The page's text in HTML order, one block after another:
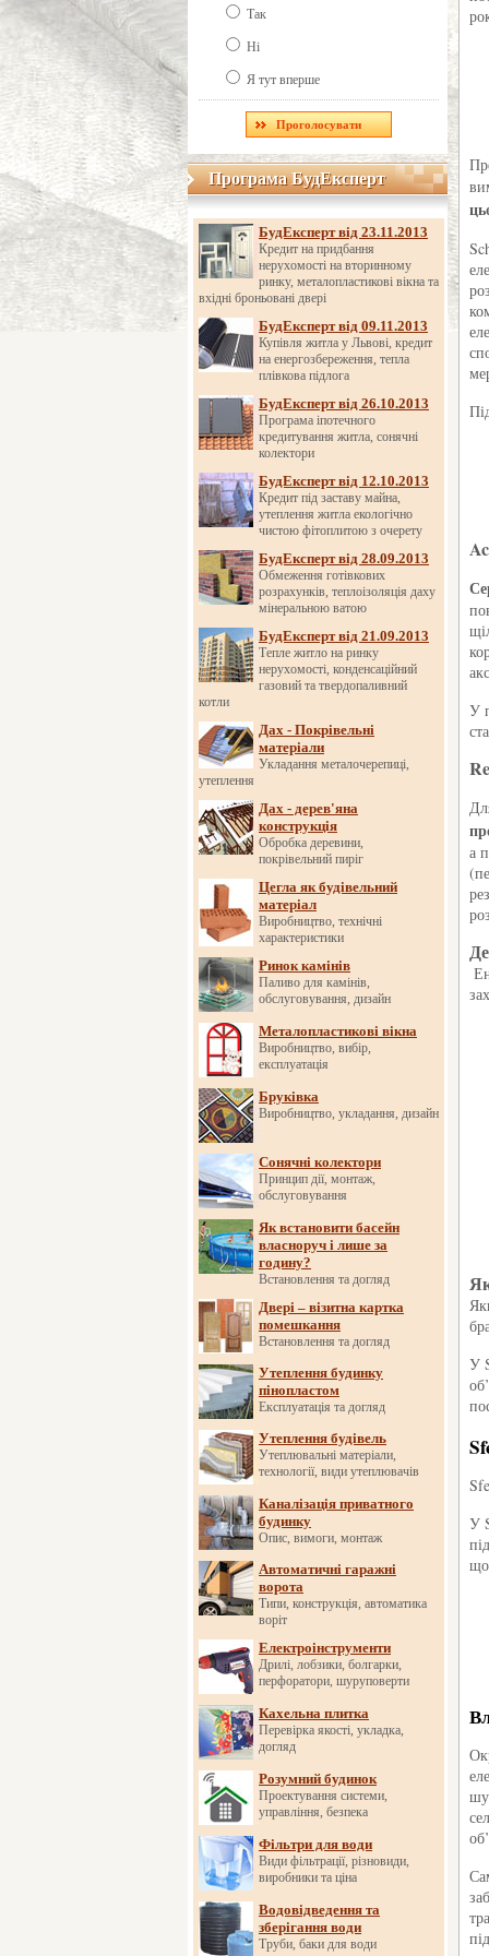
Так
Ні
Я тут вперше
Програма БудЕксперт
Програма БудЕксперт
БудЕксперт від 23.11.2013
Кредит на придбання
нерухомості на вторинному
ринку, металопластикові вікна та
вхідні броньовані двері
БудЕксперт від 09.11.2013
Купівля житла у Львові, кредит
на енергозбереження, тепла
плівкова підлога
БудЕксперт від 26.10.2013
Програма іпотечного
кредитування житла, сонячні
колектори
БудЕксперт від 12.10.2013
Кредит під заставу майна,
утеплення житла екологічно
чистою фітоплитою з очерету
БудЕксперт від 28.09.2013
Обмеження готівкових
розрахунків, теплоізоляція даху
мінеральною ватою
БудЕксперт від 21.09.2013
Тепле житло на ринку
нерухомості, конденсаційний
газовий та твердопаливний
котли
Дах - Покрівельні
матеріали
Укладання металочерепиці,
утеплення
Дах - дерев'яна
конструкція
Обробка деревини,
покрівельний пиріг
Цегла як будівельний
матеріал
Виробництво, технічні
характеристики
Ринок камінів
Паливо для камінів,
обслуговування, дизайн
Металопластикові вікна
Виробництво, вибір,
експлуатація
Бруківка
Виробництво, укладання, дизайн
Сонячні колектори
Принцип дії, монтаж,
обслуговування
Як встановити басейн
власноруч і лише за
годину?
Встановлення та догляд
Двері – візитна картка
помешкання
Встановлення та догляд
Утеплення будинку
пінопластом
Експлуатація та догляд
Утеплення будівель
Утеплювальні матеріали,
технології, види утеплювачів
Каналізація приватного
будинку
Опис, вимоги, монтаж
Автоматичні гаражні
ворота
Типи, конструкція, автоматика
воріт
Електроінструменти
Дрилі, лобзики, болгарки,
перфоратори, шуруповерти
Кахельна плитка
Перевірка якості, укладка,
догляд
Розумний будинок
Проектування системи,
управління, безпека
Фільтри для води
Види фільтрації, різновиди,
виробники та ціна
Водовідведення та
зберігання води
Труби, баки для води
У
а
У
У
що